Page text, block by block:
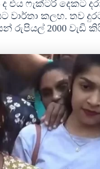
ෆැක්ටරි දෙකට
වාර්තා කලහ. තව
රුපියල් 2000 වැඩි